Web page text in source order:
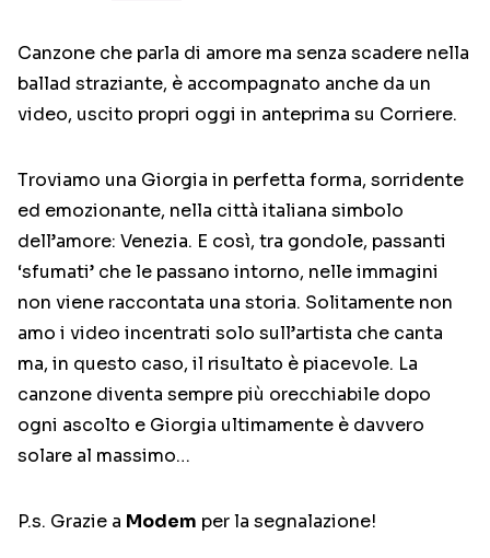
Canzone che parla di amore ma senza scadere nella
ballad straziante, è accompagnato anche da un
video, uscito propri oggi in anteprima su Corriere.
Troviamo una Giorgia in perfetta forma, sorridente
ed emozionante, nella città italiana simbolo
dell’amore: Venezia. E così, tra gondole, passanti
‘sfumati’ che le passano intorno, nelle immagini
non viene raccontata una storia. Solitamente non
amo i video incentrati solo sull’artista che canta
ma, in questo caso, il risultato è piacevole. La
canzone diventa sempre più orecchiabile dopo
ogni ascolto e Giorgia ultimamente è davvero
solare al massimo…
P.s. Grazie a Modem per la segnalazione!